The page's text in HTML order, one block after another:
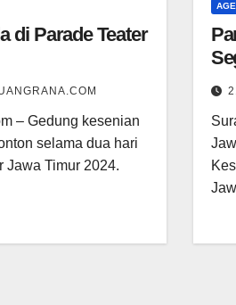
di Parade Teater
– Gedung kesenian
selama dua hari
Jawa Timur 2024.